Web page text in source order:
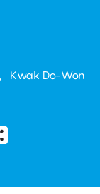
Kwak Do-Won